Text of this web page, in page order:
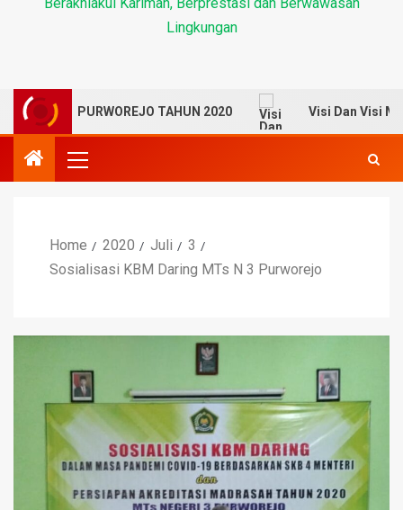
Lingkungan
3 PURWOREJO TAHUN 2020 Visi Dan Visi MTs
Home 2020 Juli
3
Sosialisasi KBM Daring MTs N 3 Purworejo